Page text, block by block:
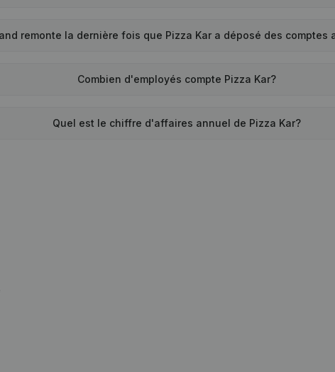
remonte la dernière fois que Pizza Kar a déposé des comptes
Combien d'employés compte Pizza Kar?
Quel est le chiffre d'affaires annuel de Pizza Kar?